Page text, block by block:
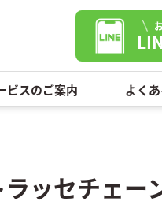
ビスのご案内 よく
セチェー